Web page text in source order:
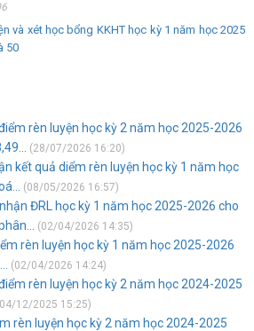
và xét học bổng KKHT học kỳ 1 năm học 2025
50
rèn luyện học kỳ 2 năm học 2025-2026
(28/07/2026 16:20)
kết quả diểm rèn luyện học kỳ 1 năm học
(08/05/2026 16:57)
ĐRL học kỳ 1 năm học 2025-2026 cho
(02/04/2026 14:35)
rèn luyện học kỳ 1 năm học 2025-2026
(02/04/2026 14:24)
rèn luyện học kỳ 2 năm học 2024-2025
12/2025 15:25)
rèn luyện học kỳ 2 năm học 2024-2025